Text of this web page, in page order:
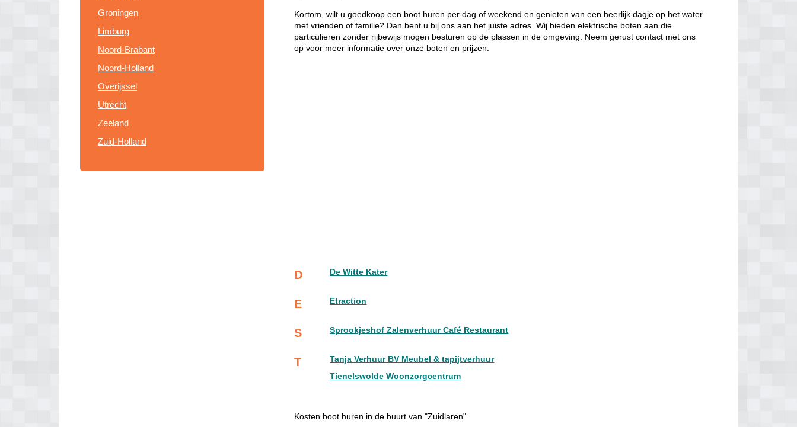
Groningen
Limburg
Noord-Brabant
Noord-Holland
Overijssel
Utrecht
Zeeland
Zuid-Holland
Kortom, wilt u goedkoop een boot huren per dag of weekend en genieten van een heerlijk dagje op het water
met vrienden of familie? Dan bent u bij ons aan het juiste adres. Wij bieden elektrische boten aan die
particulieren zonder rijbewijs mogen besturen op de plassen in de omgeving. Neem gerust contact met ons
op voor meer informatie over onze boten en prijzen.
D De Witte Kater
E Etraction
S Sprookjeshof Zalenverhuur Café Restaurant
T
Tanja Verhuur BV Meubel & tapijtverhuur
Tienelswolde Woonzorgcentrum
Kosten boot huren in de buurt van "Zuidlaren"